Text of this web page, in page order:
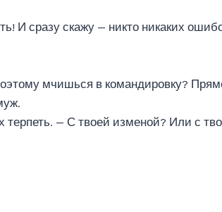
И сразу скажу — никто никаких
мчишься в командировку?
— С твоей изменой? Или с